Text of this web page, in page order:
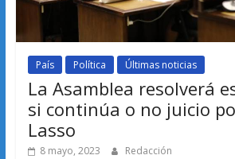
País Política Últimas noticias
La Asamblea resolverá
si continúa o no juicio
Lasso
8 mayo, 2023 Redacción